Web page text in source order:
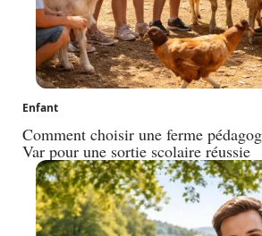
Enfant
Comment choisir une ferme
Var pour une sortie scolaire réussie